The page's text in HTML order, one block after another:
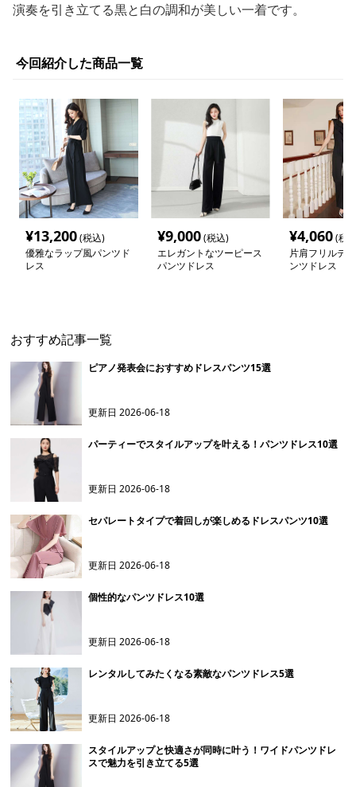
演奏を引き立てる黒と白の調和が美しい一着です。
今回紹介した商品一覧
¥13,200(税込)
優雅なラップ風パンツド
レス
¥9,000(税込)
エレガントなツーピース
パンツドレス
¥4,060(税
片肩フリルデ
ンツドレス
おすすめ記事一覧
ピアノ発表会におすすめドレスパンツ15選
更新日2026-06-18
パーティーでスタイルアップを叶える！パンツドレス10選
更新日2026-06-18
セパレートタイプで着回しが楽しめるドレスパンツ10選
更新日2026-06-18
個性的なパンツドレス10選
更新日2026-06-18
レンタルしてみたくなる素敵なパンツドレス5選
更新日2026-06-18
スタイルアップと快適さが同時に叶う！ワイドパンツドレ
スで魅力を引き立てる5選